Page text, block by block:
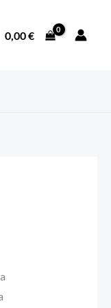
0,00€